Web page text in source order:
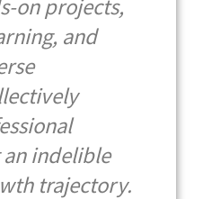
and
indelible
trajectory.